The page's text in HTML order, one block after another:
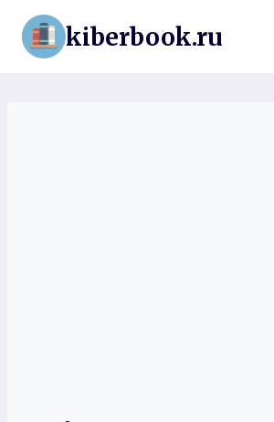
Перейти
содержимому
kiberbook.ru